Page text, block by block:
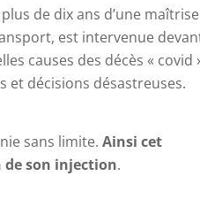
de dix ans d’une maîtrise
est intervenue
causes des décès « covid
et décisions désastreuses.
sans limite. Ainsi cet
de son injection.